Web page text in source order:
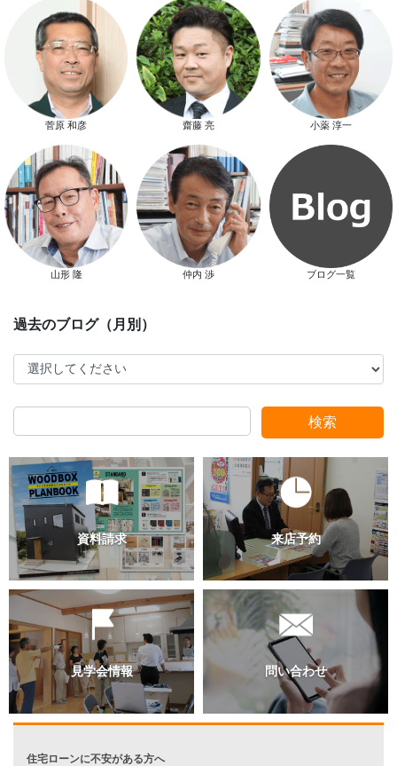
スタッフ別ブログ
菅原 和彦 齋藤 亮 小薬 淳一
山形 隆 仲内 渉 ブログ一覧
過去のブログ（月別）
検索